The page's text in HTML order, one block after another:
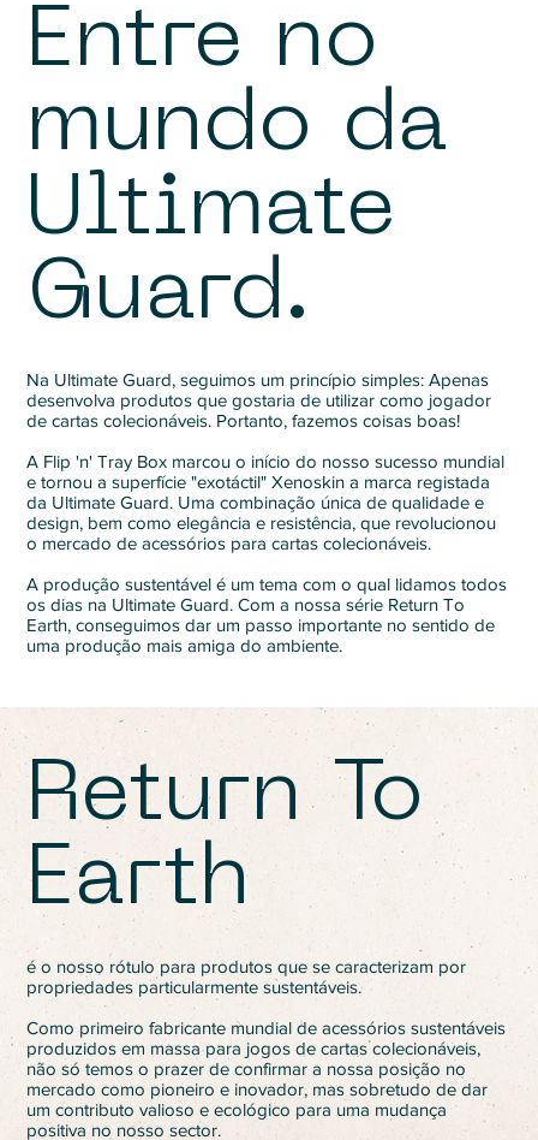
Entre no
mundo da
Ultimate
Guard.
Na Ultimate Guard, seguimos um princípio simples: Apenas
desenvolva produtos que gostaria de utilizar como jogador
de cartas colecionáveis. Portanto, fazemos coisas boas!
A Flip 'n' Tray Box marcou o início do nosso sucesso mundial
e tornou a superfície "exotáctil" Xenoskin a marca registada
da Ultimate Guard. Uma combinação única de qualidade e
design, bem como elegância e resistência, que revolucionou
o mercado de acessórios para cartas colecionáveis.
A produção sustentável é um tema com o qual lidamos todos
os dias na Ultimate Guard. Com a nossa série Return To
Earth, conseguimos dar um passo importante no sentido de
uma produção mais amiga do ambiente.
Return To
Earth
é o nosso rótulo para produtos que se caracterizam por
propriedades particularmente sustentáveis.
Como primeiro fabricante mundial de acessórios sustentáveis
produzidos em massa para jogos de cartas colecionáveis,
não só temos o prazer de confirmar a nossa posição no
mercado como pioneiro e inovador, mas sobretudo de dar
um contributo valioso e ecológico para uma mudança
positiva no nosso sector.